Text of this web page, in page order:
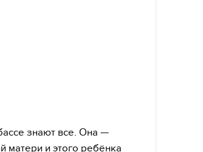
знают все. Она —
матери и этого ребёнка